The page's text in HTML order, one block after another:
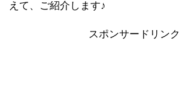
えて、ご紹介します♪
スポンサードリンク